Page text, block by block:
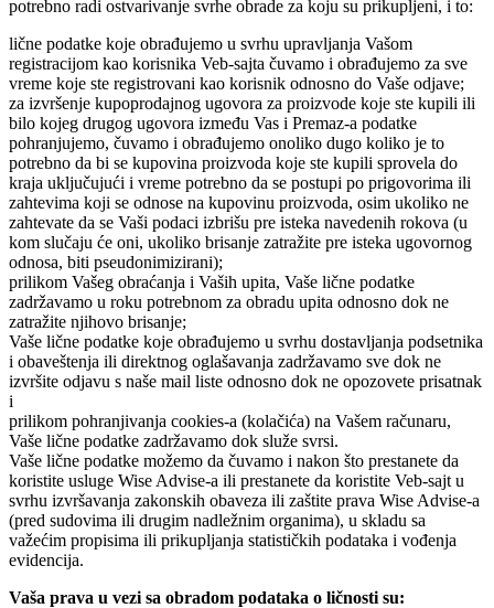
potrebno radi ostvarivanje svrhe obrade za koju su prikupljeni, i to:
lične podatke koje obrađujemo u svrhu upravljanja Vašom
registracijom kao korisnika Veb-sajta čuvamo i obrađujemo za sve
vreme koje ste registrovani kao korisnik odnosno do Vaše odjave;
za izvršenje kupoprodajnog ugovora za proizvode koje ste kupili ili
bilo kojeg drugog ugovora između Vas i Premaz-a podatke
pohranjujemo, čuvamo i obrađujemo onoliko dugo koliko je to
potrebno da bi se kupovina proizvoda koje ste kupili sprovela do
kraja uključujući i vreme potrebno da se postupi po prigovorima ili
zahtevima koji se odnose na kupovinu proizvoda, osim ukoliko ne
zahtevate da se Vaši podaci izbrišu pre isteka navedenih rokova (u
kom slučaju će oni, ukoliko brisanje zatražite pre isteka ugovornog
odnosa, biti pseudonimizirani);
prilikom Vašeg obraćanja i Vaših upita, Vaše lične podatke
zadržavamo u roku potrebnom za obradu upita odnosno dok ne
zatražite njihovo brisanje;
Vaše lične podatke koje obrađujemo u svrhu dostavljanja podsetnika
i obaveštenja ili direktnog oglašavanja zadržavamo sve dok ne
izvršite odjavu s naše mail liste odnosno dok ne opozovete prisatnak
i
prilikom pohranjivanja cookies-a (kolačića) na Vašem računaru,
Vaše lične podatke zadržavamo dok služe svrsi.
Vaše lične podatke možemo da čuvamo i nakon što prestanete da
koristite usluge Wise Advise-a ili prestanete da koristite Veb-sajt u
svrhu izvršavanja zakonskih obaveza ili zaštite prava Wise Advise-a
(pred sudovima ili drugim nadležnim organima), u skladu sa
važećim propisima ili prikupljanja statističkih podataka i vođenja
evidencija.
Vaša prava u vezi sa obradom podataka o ličnosti su: